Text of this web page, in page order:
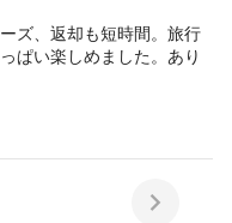
ズ、返却も短時間。旅行
ぱい楽しめました。あり